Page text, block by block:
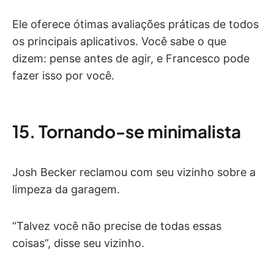
Ele oferece ótimas avaliações práticas de todos
os principais aplicativos. Você sabe o que
dizem: pense antes de agir, e Francesco pode
fazer isso por você.
15. Tornando-se minimalista
Josh Becker reclamou com seu vizinho sobre a
limpeza da garagem.
“Talvez você não precise de todas essas
coisas”, disse seu vizinho.